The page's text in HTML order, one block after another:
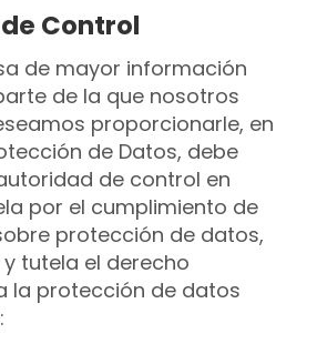
Control
de mayor información
de la que nosotros
proporcionarle, en
de Datos, debe
de control en
por el cumplimiento de
protección de datos,
tutela el derecho
la protección de datos